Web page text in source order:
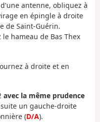
antenne, obliquez à
en épingle à droite
de Saint-Guérin.
hameau de Bas Thex
à droite et en
avec la même prudence
un gauche-droite
(D/A).